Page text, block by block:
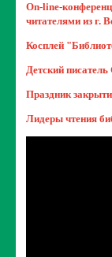
On-line-
читателями из г.
Косплей
Детский
Праздник
Лидеры чтения